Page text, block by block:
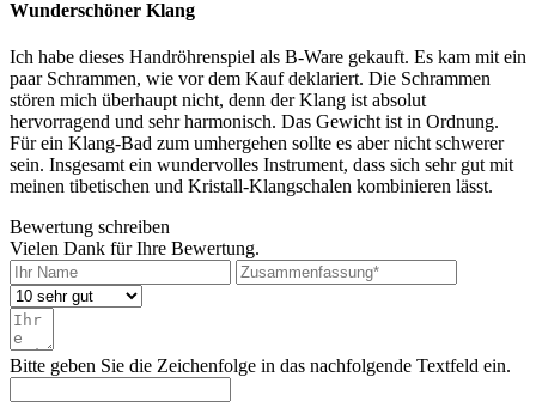
Wunderschöner Klang
Ich habe dieses Handröhrenspiel als B-Ware gekauft. Es kam mit ein
paar Schrammen, wie vor dem Kauf deklariert. Die Schrammen
stören mich überhaupt nicht, denn der Klang ist absolut
hervorragend und sehr harmonisch. Das Gewicht ist in Ordnung.
Für ein Klang-Bad zum umhergehen sollte es aber nicht schwerer
sein. Insgesamt ein wundervolles Instrument, dass sich sehr gut mit
meinen tibetischen und Kristall-Klangschalen kombinieren lässt.
Bewertung schreiben
Vielen Dank für Ihre Bewertung.
Bitte geben Sie die Zeichenfolge in das nachfolgende Textfeld ein.